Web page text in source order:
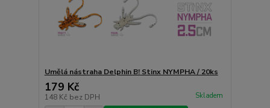
Umělá nástraha Delphin B! Stinx NYMPHA / 20ks
179 Kč
148 Kč bez DPH Skladem